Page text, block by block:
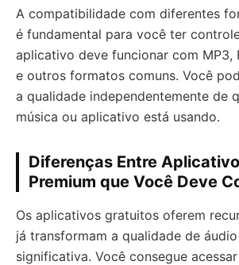
A compatibilidade com diferentes
é fundamental para você ter
aplicativo deve funcionar com MP3,
e outros formatos comuns. Você
a qualidade independentemente de
música ou aplicativo está usando.
Diferenças Entre
Premium que Você Deve
Os aplicativos gratuitos oferem
já transformam a qualidade de
significativa. Você consegue